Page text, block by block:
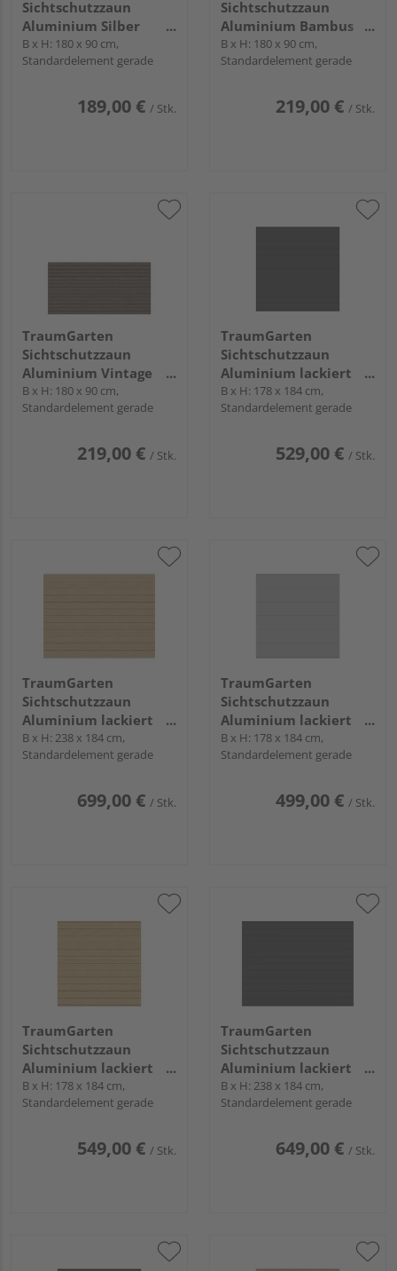
Sichtschutzzaun
Aluminium Silber
"SYSTEM RHOMBUS"
B x H: 180 x 90 cm,
Standardelement gerade
189,00 € / Stk.
Sichtschutzzaun
Aluminium Bambus
"SYSTEM RHOMBUS"
B x H: 180 x 90 cm,
Standardelement gerade
219,00 € / Stk.
TraumGarten
Sichtschutzzaun
Aluminium Vintage
Oak "SYSTEM
RHOMBUS"
B x H: 180 x 90 cm,
Standardelement gerade
219,00 € / Stk.
TraumGarten
Sichtschutzzaun
Aluminium lackiert
Anthrazit "SYSTEM ALU
PLUS"
B x H: 178 x 184 cm,
Standardelement gerade
529,00 € / Stk.
TraumGarten
Sichtschutzzaun
Aluminium lackiert
beige "SYSTEM ALU
PLUS"
B x H: 238 x 184 cm,
Standardelement gerade
699,00 € / Stk.
TraumGarten
Sichtschutzzaun
Aluminium lackiert
Silber "SYSTEM ALU XL"
B x H: 178 x 184 cm,
Standardelement gerade
499,00 € / Stk.
TraumGarten
Sichtschutzzaun
Aluminium lackiert
Lärche "SYSTEM ALU
PLUS"
B x H: 178 x 184 cm,
Standardelement gerade
549,00 € / Stk.
TraumGarten
Sichtschutzzaun
Aluminium lackiert
anthrazit "SYSTEM ALU
PLUS"
B x H: 238 x 184 cm,
Standardelement gerade
649,00 € / Stk.